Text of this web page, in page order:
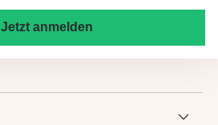
Jetzt anmelden